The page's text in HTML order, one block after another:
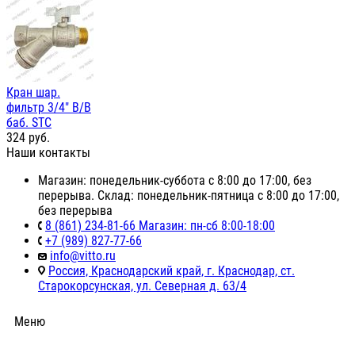
Кран шар.
фильтр 3/4" В/В
баб. STC
324 руб.
Наши контакты
Магазин: понедельник-суббота с 8:00 до 17:00, без
перерыва. Склад: понедельник-пятница с 8:00 до 17:00,
без перерыва
8 (861) 234-81-66 Магазин: пн-сб 8:00-18:00
+7 (989) 827-77-66
info@vitto.ru
Россия, Краснодарский край, г. Краснодар, ст.
Старокорсунская, ул. Северная д. 63/4
Меню